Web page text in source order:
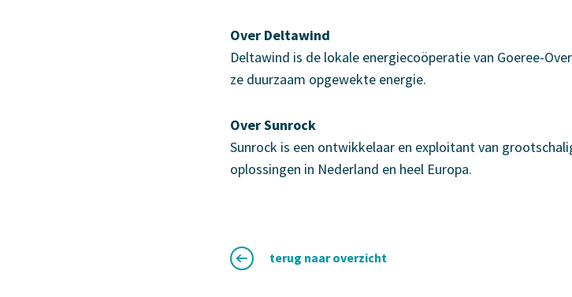
Over Deltawind
Deltawind is de lokale energiecoöperatie van Goeree-
ze duurzaam opgewekte energie.
Over Sunrock
Sunrock is een ontwikkelaar en exploitant van
oplossingen in Nederland en heel Europa.
terug naar overzicht